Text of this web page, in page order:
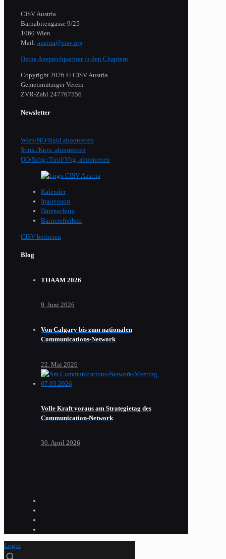
CISV Austria
Barnabitengasse 9/25
1060 Wien
Mail: austria@cisv.org
Deine Ansprechpartner in den Chaptern
Copyright 2026 © CISV Austria
Gemeinnütziger Verein
​ZVR-Zahl 247767556
Newsletter
Wien/NÖ/Bgld abonnieren
Stmk./Kntn. abonnieren
OÖ/Szbg./Tirol/Vbg. abonnieren
Kalender
Impressum
Datenschutz
Barrierefreiheit
CISV beitreten
Blog
THAAM 2026
9. Juni 2026
Von Calgary bis zum nationalen
Communications-Network
22. Mai 2026
Volle Kraft voraus am Strategietag des
Communication-Network
30. April 2026
Login